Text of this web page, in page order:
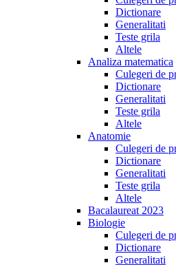
Dictionare
Generalitati
Teste grila
Altele
Analiza matematica
Culegeri de
Dictionare
Generalitati
Teste grila
Altele
Anatomie
Culegeri de
Dictionare
Generalitati
Teste grila
Altele
Bacalaureat 2023
Biologie
Culegeri de
Dictionare
Generalitati